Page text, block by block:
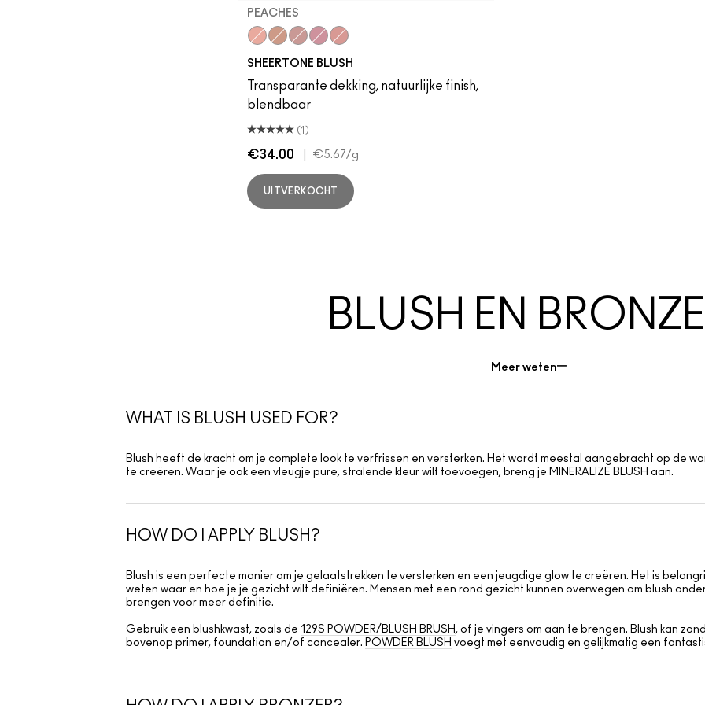
PEACHES
SHEERTONE BLUSH
Transparante dekking, natuurlijke finish,
blendbaar
(1)
€34.00 €5.67/g
UITVERKOCHT
BLUSH EN
Meer weten
WHAT IS BLUSH USED FOR?
Blush heeft de kracht om je complete look te verfrissen en versterken. Het wordt meestal aangebracht op de
te creëren. Waar je ook een vleugje pure, stralende kleur wilt toevoegen, breng je MINERALIZE BLUSH aan.
HOW DO I APPLY BLUSH?
Blush is een perfecte manier om je gelaatstrekken te versterken en een jeugdige glow te creëren. Het is
weten waar en hoe je je gezicht wilt definiëren. Mensen met een rond gezicht kunnen overwegen om blush
brengen voor meer definitie.
Gebruik een blushkwast, zoals de 129S POWDER/BLUSH BRUSH, of je vingers om aan te brengen. Blush kan
bovenop primer, foundation en/of concealer. POWDER BLUSH voegt met eenvoudig en gelijkmatig een